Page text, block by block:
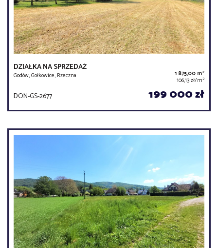
DZIAŁKA NA SPRZEDAŻ
Godów, Gołkowice, Rzeczna 1 875,00 m2
106,13 zł/m2
DON-GS-2677 199 000 zł